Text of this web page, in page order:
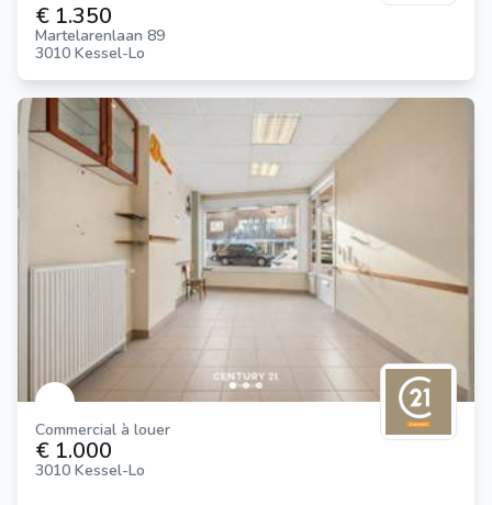
€ 1.350
Martelarenlaan 89
3010 Kessel-Lo
Commercial à louer
€ 1.000
3010 Kessel-Lo